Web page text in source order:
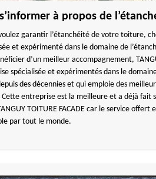
à propos de
garantir l’étanchéité de votre toiture,
et expérimenté dans le domaine de
d’un meilleur accompagnement,
spécialisée et expérimentés dans le
des décennies et qui emploie des
entreprise est la meilleure et a déjà fait
TOITURE FACADE car le service
par tout le monde.